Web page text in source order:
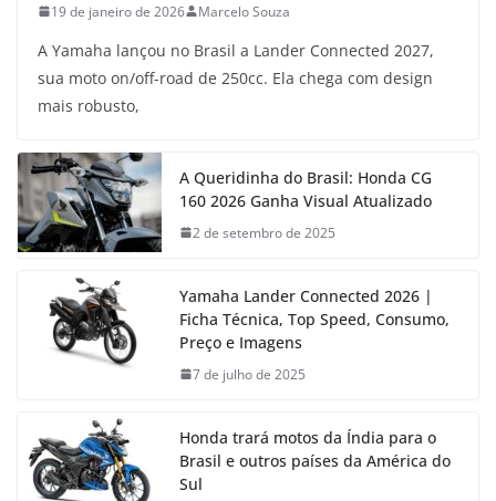
19 de janeiro de 2026 Marcelo Souza
A Yamaha lançou no Brasil a Lander Connected 2027,
sua moto on/off-road de 250cc. Ela chega com design
mais robusto,
A Queridinha do Brasil: Honda CG
160 2026 Ganha Visual Atualizado
2 de setembro de 2025
Yamaha Lander Connected 2026 |
Ficha Técnica, Top Speed, Consumo,
Preço e Imagens
7 de julho de 2025
Honda trará motos da Índia para o
Brasil e outros países da América do
Sul